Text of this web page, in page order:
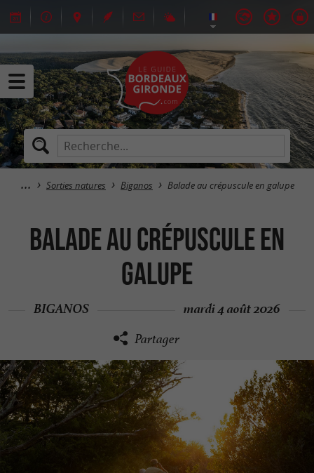
Sorties natures Biganos Balade au crépuscule en galupe
Balade au crépuscule en
galupe
BIGANOS mardi 4 août 2026
Partager